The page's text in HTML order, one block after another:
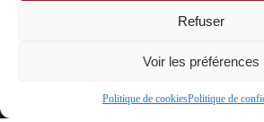
Refuser
Voir les préférences
Politique de cookiesPolitique de
Tél. (450) 361-1313